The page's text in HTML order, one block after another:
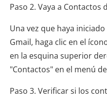
Paso 2. Vaya a Contactos
Una vez que haya
Gmail, haga clic en el
en la esquina superior
"Contactos" en el menú
Paso 3. Verificar si los